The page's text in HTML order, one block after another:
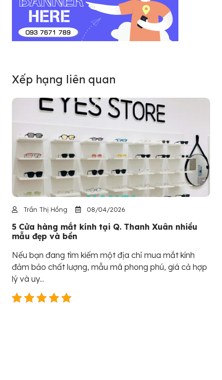
Xếp hạng liên quan
Trần Thị Hồng 08/04/2026
5 Cửa hàng mắt kính tại Q. Thanh Xuân nhiều
mẫu đẹp và bền
Nếu bạn đang tìm kiếm một địa chỉ mua mắt kính
đảm bảo chất lượng, mẫu mã phong phú, giá cả hợp
lý và uy...